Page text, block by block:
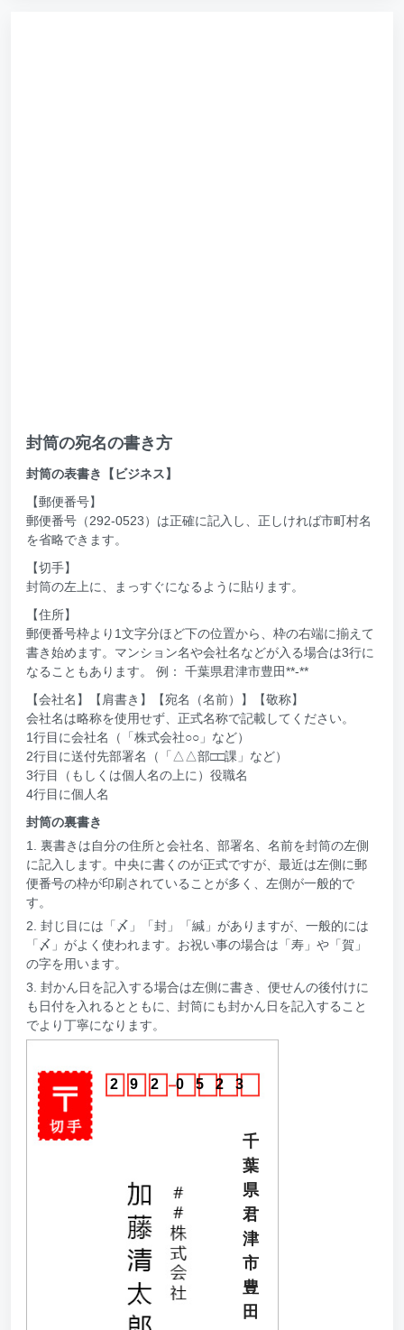
封筒の宛名の書き方
封筒の表書き【ビジネス】
【郵便番号】
郵便番号（292-0523）は正確に記入し、正しければ市町村名
を省略できます。
【切手】
封筒の左上に、まっすぐになるように貼ります。
【住所】
郵便番号枠より1文字分ほど下の位置から、枠の右端に揃えて
書き始めます。マンション名や会社名などが入る場合は3行に
なることもあります。 例： 千葉県君津市豊田**-**
【会社名】【肩書き】【宛名（名前）】【敬称】
会社名は略称を使用せず、正式名称で記載してください。
1行目に会社名（「株式会社○○」など）
2行目に送付先部署名（「△△部□□課」など）
3行目（もしくは個人名の上に）役職名
4行目に個人名
封筒の裏書き
1. 裏書きは自分の住所と会社名、部署名、名前を封筒の左側
に記入します。中央に書くのが正式ですが、最近は左側に郵
便番号の枠が印刷されていることが多く、左側が一般的で
す。
2. 封じ目には「〆」「封」「緘」がありますが、一般的には
「〆」がよく使われます。お祝い事の場合は「寿」や「賀」
の字を用います。
3. 封かん日を記入する場合は左側に書き、便せんの後付けに
も日付を入れるとともに、封筒にも封かん日を記入すること
でより丁寧になります。
2 9 2 0 5 2 3
千
葉
県
君
津
市
豊
田